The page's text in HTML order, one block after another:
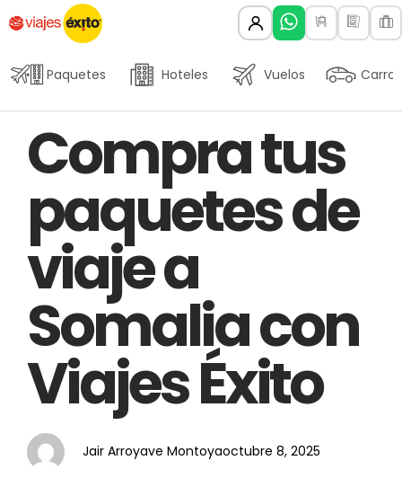
Paquetes Hoteles Vuelos Carros
IN:
Compra tus
paquetes de
viaje a
Somalia con
Viajes Éxito
Jair Arroyave Montoya
on:
octubre 8, 2025